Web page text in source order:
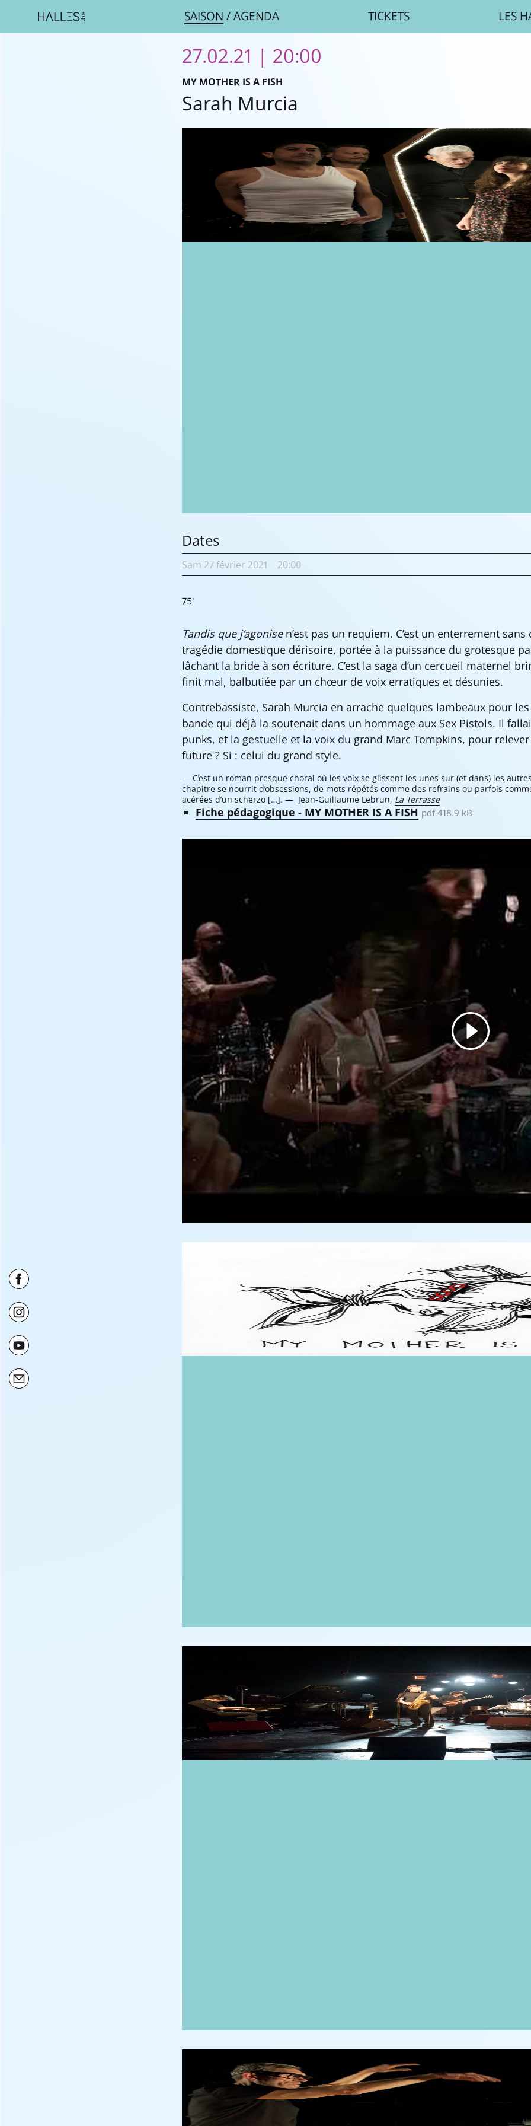
SAISON /AGENDA TICKETS LES
27.02.21 | 20:00
MY MOTHER IS A FISH
Sarah Murcia
Dates
Sam 27 février2021 20:00
75'
Tandis que j’agonisen’est pas un requiem. C’est un enterrement
tragédie domestique dérisoire, portée à la puissance du grotesque
lâchant la bride à son écriture. C’est la saga d’un cercueil maternel
finit mal, balbutiée par un chœur de voix erratiques et désunies.
Contrebassiste, Sarah Murcia en arrache quelques lambeaux pour
bande qui déjà la soutenait dans un hommage aux Sex Pistols. Il
punks, et la gestuelle et la voix du grand Marc Tompkins, pour
future ? Si : celui du grand style.
C’est un roman presque choral où les voix se glissent les unes sur (et dans) les
chapitre se nourrit d’obsessions, de mots répétés comme des refrains ou parfois
acérées d’un scherzo [...].
Jean-Guillaume Lebrun, La Terrasse
Fiche pédagogique - MY MOTHER IS A FISH pdf 418.9 kB